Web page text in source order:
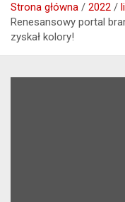
Strona główna 2022
Renesansowy portal
zyskał kolory!